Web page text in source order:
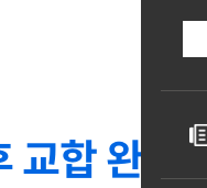
교합 완